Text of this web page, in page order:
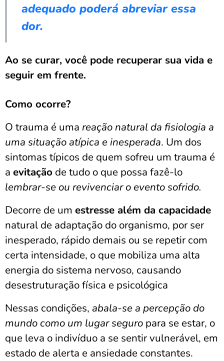
adequado poderá abreviar essa
dor.
Ao se curar, você pode recuperar sua vida e
seguir em frente.
Como ocorre?
O trauma é uma reação natural da fisiologia a
uma situação atípica e inesperada. Um dos
sintomas típicos de quem sofreu um trauma é
a evitação de tudo o que possa fazê-lo
lembrar-se ou revivenciar o evento sofrido.
Decorre de um estresse além da capacidade
natural de adaptação do organismo, por ser
inesperado, rápido demais ou se repetir com
certa intensidade, o que mobiliza uma alta
energia do sistema nervoso, causando
desestruturação física e psicológica
Nessas condições, abala-se a percepção do
mundo como um lugar seguro para se estar, o
que leva o indivíduo a se sentir vulnerável, em
estado de alerta e ansiedade constantes.